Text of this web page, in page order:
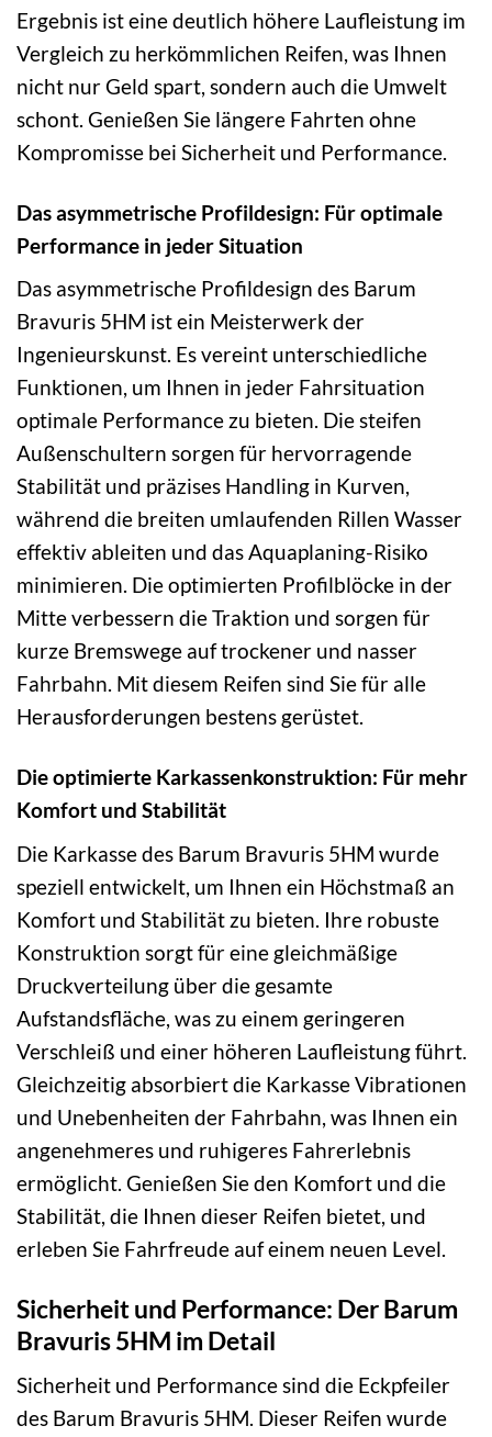
Ergebnis ist eine deutlich höhere Laufleistung im
Vergleich zu herkömmlichen Reifen, was Ihnen
nicht nur Geld spart, sondern auch die Umwelt
schont. Genießen Sie längere Fahrten ohne
Kompromisse bei Sicherheit und Performance.
Das asymmetrische Profildesign: Für optimale
Performance in jeder Situation
Das asymmetrische Profildesign des Barum
Bravuris 5HM ist ein Meisterwerk der
Ingenieurskunst. Es vereint unterschiedliche
Funktionen, um Ihnen in jeder Fahrsituation
optimale Performance zu bieten. Die steifen
Außenschultern sorgen für hervorragende
Stabilität und präzises Handling in Kurven,
während die breiten umlaufenden Rillen Wasser
effektiv ableiten und das Aquaplaning-Risiko
minimieren. Die optimierten Profilblöcke in der
Mitte verbessern die Traktion und sorgen für
kurze Bremswege auf trockener und nasser
Fahrbahn. Mit diesem Reifen sind Sie für alle
Herausforderungen bestens gerüstet.
Die optimierte Karkassenkonstruktion: Für mehr
Komfort und Stabilität
Die Karkasse des Barum Bravuris 5HM wurde
speziell entwickelt, um Ihnen ein Höchstmaß an
Komfort und Stabilität zu bieten. Ihre robuste
Konstruktion sorgt für eine gleichmäßige
Druckverteilung über die gesamte
Aufstandsfläche, was zu einem geringeren
Verschleiß und einer höheren Laufleistung führt.
Gleichzeitig absorbiert die Karkasse Vibrationen
und Unebenheiten der Fahrbahn, was Ihnen ein
angenehmeres und ruhigeres Fahrerlebnis
ermöglicht. Genießen Sie den Komfort und die
Stabilität, die Ihnen dieser Reifen bietet, und
erleben Sie Fahrfreude auf einem neuen Level.
Sicherheit und Performance: Der Barum
Bravuris 5HM im Detail
Sicherheit und Performance sind die Eckpfeiler
des Barum Bravuris 5HM. Dieser Reifen wurde